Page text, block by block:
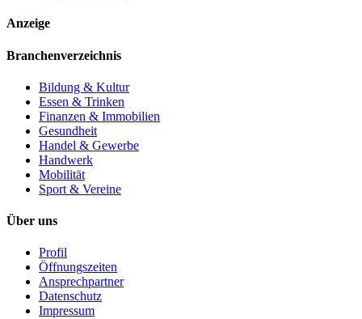
Anzeige
Branchenverzeichnis
Bildung & Kultur
Essen & Trinken
Finanzen & Immobilien
Gesundheit
Handel & Gewerbe
Handwerk
Mobilität
Sport & Vereine
Über uns
Profil
Öffnungszeiten
Ansprechpartner
Datenschutz
Impressum